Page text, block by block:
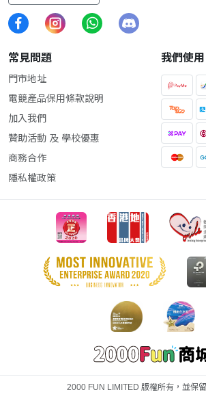
常見問題
門市地址
電競產品保用條款說明
加入我們
贊助活動 及 學校優惠
商務合作
隱私權政策
我們使用
2000 FUN LIMITED 版權所有，並保